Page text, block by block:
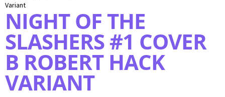
Variant
NIGHT OF THE
SLASHERS #1 COVER
B ROBERT HACK
VARIANT